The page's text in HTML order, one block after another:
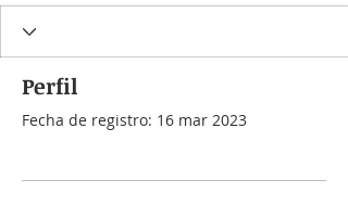
Perfil
Fecha de registro: 16 mar 2023